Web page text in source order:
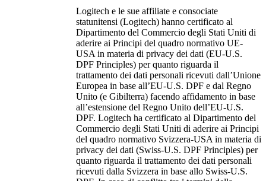
Logitech e le sue affiliate e consociate
statunitensi (Logitech) hanno certificato al
Dipartimento del Commercio degli Stati Uniti di
aderire ai Principi del quadro normativo UE-
USA in materia di privacy dei dati (EU-U.S.
DPF Principles) per quanto riguarda il
trattamento dei dati personali ricevuti dall’Unione
Europea in base all’EU-U.S. DPF e dal Regno
Unito (e Gibilterra) facendo affidamento in base
all’estensione del Regno Unito dell’EU-U.S.
DPF. Logitech ha certificato al Dipartimento del
Commercio degli Stati Uniti di aderire ai Principi
del quadro normativo Svizzera-USA in materia di
privacy dei dati (Swiss-U.S. DPF Principles) per
quanto riguarda il trattamento dei dati personali
ricevuti dalla Svizzera in base allo Swiss-U.S.